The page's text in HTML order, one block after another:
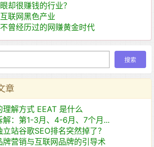
却很赚钱的行业？
联网黑色产业
曾经历过的网赚黄金时代
章
解方式 EEAT 是什么
解：第1-3月、4-6月、7个月...
站谷歌SEO排名突然掉了？
牌营销与互联网品牌的引导术